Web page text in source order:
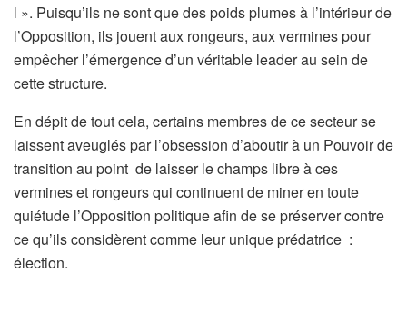
l ». Puisqu’ils ne sont que des poids plumes à l’intérieur de
l’Opposition, ils jouent aux rongeurs, aux vermines pour
empêcher l’émergence d’un véritable leader au sein de
cette structure.
En dépit de tout cela, certains membres de ce secteur se
laissent aveuglés par l’obsession d’aboutir à un Pouvoir de
transition au point de laisser le champs libre à ces
vermines et rongeurs qui continuent de miner en toute
quiétude l’Opposition politique afin de se préserver contre
ce qu’ils considèrent comme leur unique prédatrice :
élection.